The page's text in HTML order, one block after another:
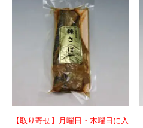
【取り寄せ】月曜日・木曜日に入